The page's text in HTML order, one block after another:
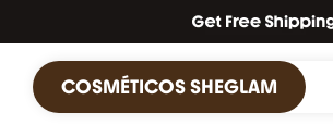
COSMÉTICOS SHEGLAM